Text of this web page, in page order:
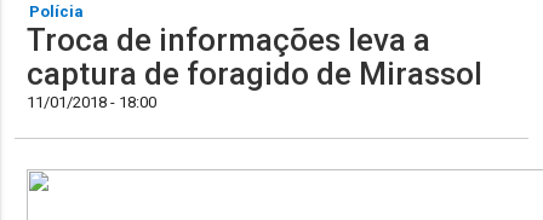
Polícia
Troca de informações leva a
captura de foragido de Mirassol
11/01/2018 - 18:00